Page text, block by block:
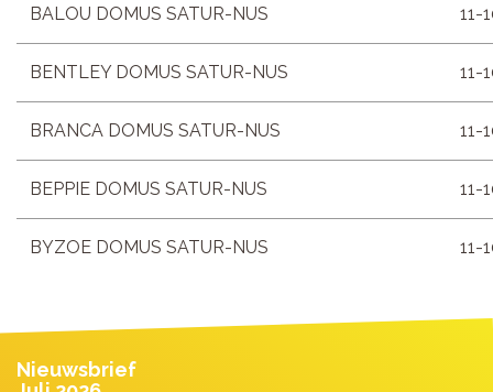
BALOU DOMUS SATUR-NUS 11-
BENTLEY DOMUS SATUR-NUS 11-
BRANCA DOMUS SATUR-NUS 11-
BEPPIE DOMUS SATUR-NUS 11-
BYZOE DOMUS SATUR-NUS 11-
Nieuwsbrief